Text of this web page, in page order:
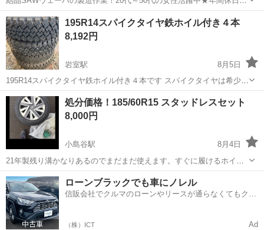
120日＆土日祝休み！クリーンルーム内でのお仕事！日払い制度利用可
◎正社員登用制度あり！マイカー通勤可！《山梨県中巨摩郡昭和町》
人気の工場のお仕事 ◇結晶...
山梨 国母駅
195R14スパイクタイヤ鉄ホイル付き４本
8,192円
岩室駅
8月5日
195R14スパイクタイヤ鉄ホイル付き４本です スパイクタイヤは希少な
ので必要な方連絡下さい ホイルにサビあります タイヤも古いです 状
態は写真で判断お願いいたします。 ノークレームノーリターンでお願
いします。 岩室温泉...
新潟 新潟市 岩室駅 タイヤ、ホイール
処分価格！185/60R15 スタッドレスセット
8,000円
小島谷駅
8月4日
21年製残り溝かなりあるのでまだまだ使えます。すぐに履けるホイー
ルセットいかがですか？ ホイールカバーは割れていて使えないです。
別のホイールカバーを付けて渡します。 値下げも可能です
新潟 長岡市 小島谷駅 タイヤ、ホイール
ローンブラックでも車にノレル
信販会社でクルマのローンやリースが通らなくてもクル
（株）ICT Ad